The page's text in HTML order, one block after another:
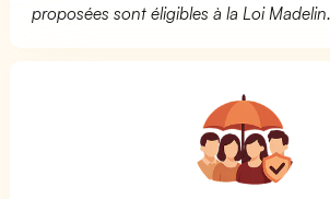
proposées sont éligibles à la Loi Madelin.